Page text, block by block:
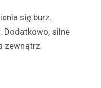
się burz.
Dodatkowo, silne
zewnątrz.